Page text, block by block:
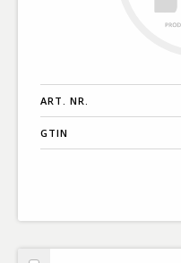
ART. NR.
GTIN